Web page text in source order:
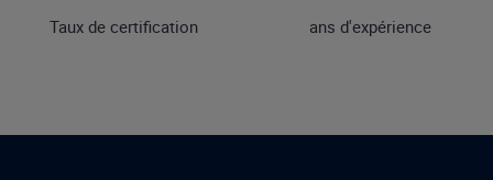
Taux de certification ans d'expérience